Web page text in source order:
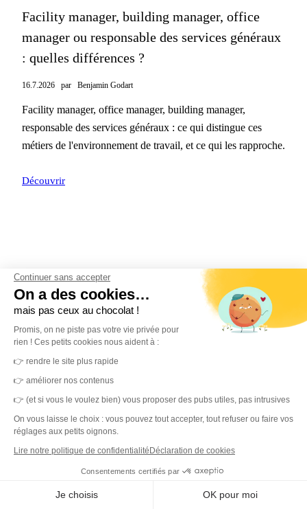
Facility manager, building manager, office
manager ou responsable des services généraux
: quelles différences ?
16.7.2026 par Benjamin Godart
Facility manager, office manager, building manager,
responsable des services généraux : ce qui distingue ces
métiers de l'environnement de travail, et ce qui les rapproche.
Découvrir
Newsletter.
l'environnement de travail. Ne manquez rien,
inscrivez-vous !
Écrivez votre mail
Continuer sans accepter
On a des cookies…
mais pas ceux au chocolat !
Promis, on ne piste pas votre vie privée pour
rien ! Ces petits cookies nous aident à :
👉 rendre le site plus rapide
👉 améliorer nos contenus
👉 (et si vous le voulez bien) vous proposer des pubs utiles, pas intrusives
On vous laisse le choix : vous pouvez tout accepter, tout refuser ou faire vos
réglages aux petits oignons.
Lire notre politique de confidentialité Déclaration de cookies
Consentements certifiés par
Je choisis OK pour moi